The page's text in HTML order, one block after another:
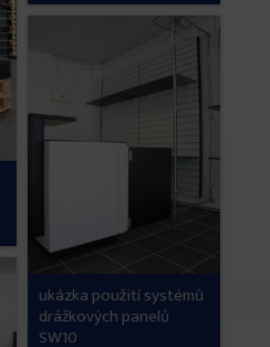
ukázka použití systémů
drážkových panelů
SW10